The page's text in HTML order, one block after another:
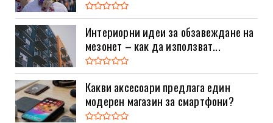
Интериорни идеи за обзавеждане на
мезонет – как да използват...
Какви аксесоари предлага един
модерен магазин за смартфони?